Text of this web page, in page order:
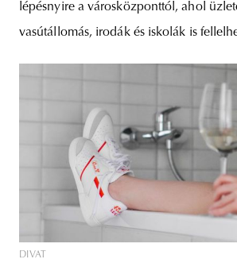
lépésnyire a városközponttól, ahol
vasútállomás, irodák és iskolák is
DIVAT